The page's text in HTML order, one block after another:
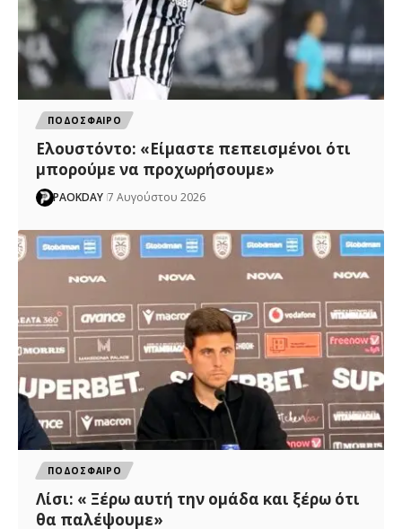
ΠΟΔΟΣΦΑΙΡΟ
Ελουστόντο: «Είμαστε πεπεισμένοι ότι
μπορούμε να προχωρήσουμε»
PAOKDAY 7 Αυγούστου 2026
ΠΟΔΟΣΦΑΙΡΟ
Λίσι: « Ξέρω αυτή την ομάδα και ξέρω ότι
θα παλέψουμε»